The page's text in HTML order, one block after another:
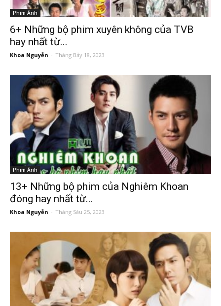
Phim Ảnh
6+ Những bộ phim xuyên không của TVB
hay nhất từ...
Khoa Nguyễn - Tháng Bảy 18, 2023
Phim Ảnh
13+ Những bộ phim của Nghiêm Khoan
đóng hay nhất từ...
Khoa Nguyễn - Tháng Sáu 25, 2023